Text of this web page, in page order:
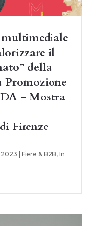
il
della
Promozione
– Mostra
Firenze
2023 | Fiere & B2B, In